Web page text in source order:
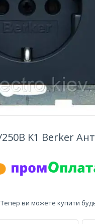
K1 Berker
Тепер ви можете купити